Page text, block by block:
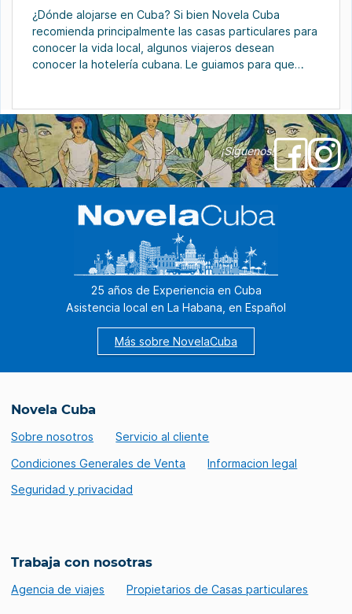
¿Dónde alojarse en Cuba? Si bien Novela Cuba
recomienda principalmente las casas particulares para
conocer la vida local, algunos viajeros desean
conocer la hotelería cubana. Le guiamos para que
cañones escarpados, pasear por bulliciosas ciudades
coloniales o lánguidos pueblos bajo los cocoteros,
etc. […]
¡Síguenos!
25 años de Experiencia en Cuba
Asistencia local en La Habana, en Español
Más sobre NovelaCuba
Novela Cuba
Sobre nosotros
Servicio al cliente
Condiciones Generales de Venta
Informacion legal
Seguridad y privacidad
Trabaja con nosotras
Agencia de viajes Propietarios de Casas particulares